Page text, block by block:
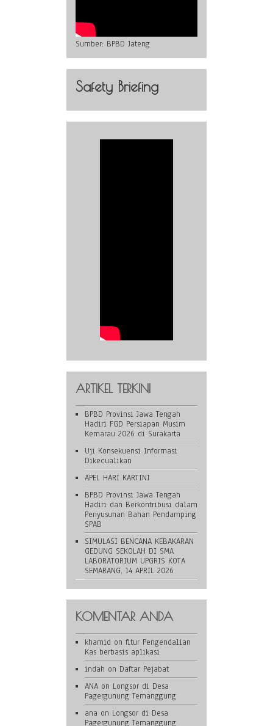
Sumber: BPBD Jateng
Safety Briefing
ARTIKEL TERKINI
BPBD Provinsi Jawa Tengah
Hadiri FGD Persiapan Musim
Kemarau 2026 di Surakarta
Uji Konsekuensi Informasi
Dikecualikan
APEL HARI KARTINI
BPBD Provinsi Jawa Tengah
Hadiri dan Berkontribusi dalam
Penyusunan Bahan Pendamping
SPAB
SIMULASI BENCANA KEBAKARAN
GEDUNG SEKOLAH DI SMA
LABORATORIUM UPGRIS KOTA
SEMARANG, 14 APRIL 2026
KOMENTAR ANDA
khamid on fitur Pengendalian
Kas berbasis aplikasi
indah on Daftar Pejabat
ANA on Longsor di Desa
Pagergunung Temanggung
ana on Longsor di Desa
Pagergunung Temanggung